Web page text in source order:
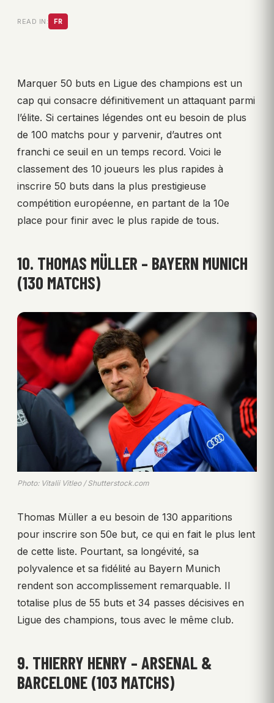
READ IN: FR
Marquer 50 buts en Ligue des champions est un
cap qui consacre définitivement un attaquant parmi
l’élite. Si certaines légendes ont eu besoin de plus
de 100 matchs pour y parvenir, d’autres ont
franchi ce seuil en un temps record. Voici le
classement des 10 joueurs les plus rapides à
inscrire 50 buts dans la plus prestigieuse
compétition européenne, en partant de la 10e
place pour finir avec le plus rapide de tous.
10. THOMAS MÜLLER – BAYERN MUNICH
(130 MATCHS)
Photo: Vitalii Vitleo / Shutterstock.com
Thomas Müller a eu besoin de 130 apparitions
pour inscrire son 50e but, ce qui en fait le plus lent
de cette liste. Pourtant, sa longévité, sa
polyvalence et sa fidélité au Bayern Munich
rendent son accomplissement remarquable. Il
totalise plus de 55 buts et 34 passes décisives en
Ligue des champions, tous avec le même club.
9. THIERRY HENRY – ARSENAL &
BARCELONE (103 MATCHS)